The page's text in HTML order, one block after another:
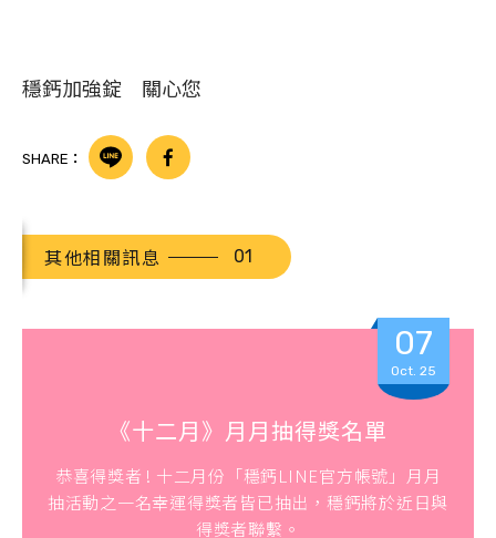
穩鈣加強錠 關心您
SHARE：
其他相關訊息
07
Oct. 25
《十二月》月月抽得獎名單
恭喜得獎者 ! 十二月份「穩鈣LINE官方帳號」月月
抽活動之一名幸運得獎者皆已抽出，穩鈣將於近日與
得獎者聯繫。